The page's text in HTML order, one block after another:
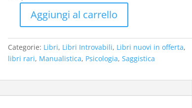
era:
€38,00.
è:
€22,00.
Riflessologia
relazionale
(1
Aggiungi al carrello
Categorie: Libri, Libri Introvabili, Libri nuovi in offerta,
libri rari, Manualistica, Psicologia, Saggistica